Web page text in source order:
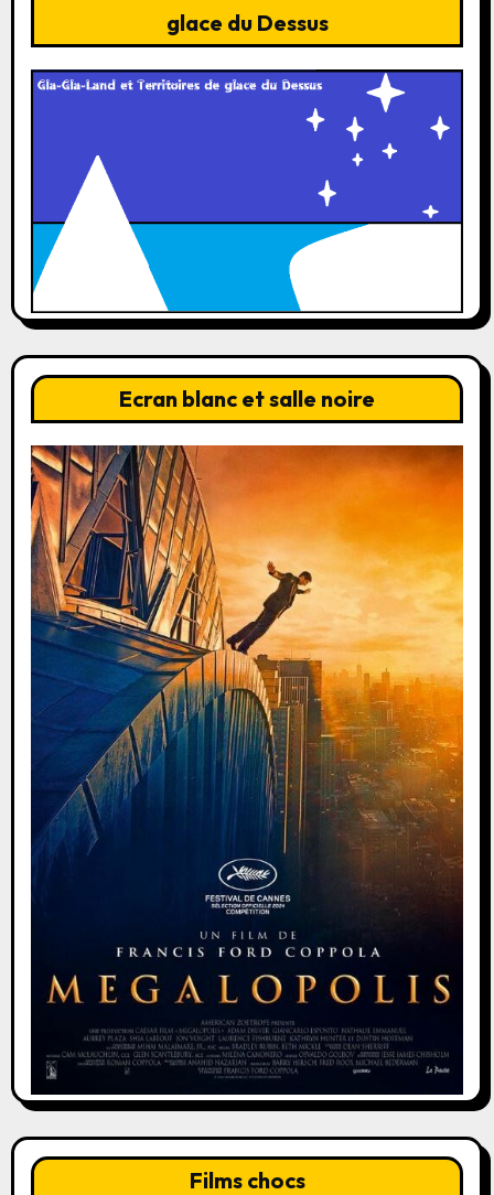
glace du Dessus
Ecran blanc et salle noire
Films chocs